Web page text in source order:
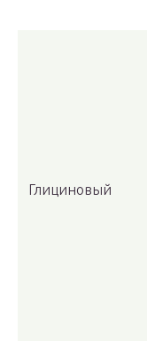
Глициновый